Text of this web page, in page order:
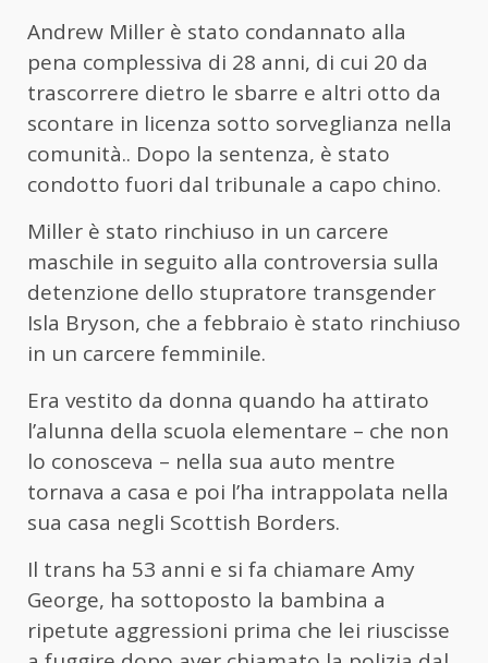
Andrew Miller è stato condannato alla
pena complessiva di 28 anni, di cui 20 da
trascorrere dietro le sbarre e altri otto da
scontare in licenza sotto sorveglianza nella
comunità.. Dopo la sentenza, è stato
condotto fuori dal tribunale a capo chino.
Miller è stato rinchiuso in un carcere
maschile in seguito alla controversia sulla
detenzione dello stupratore transgender
Isla Bryson, che a febbraio è stato rinchiuso
in un carcere femminile.
Era vestito da donna quando ha attirato
l’alunna della scuola elementare – che non
lo conosceva – nella sua auto mentre
tornava a casa e poi l’ha intrappolata nella
sua casa negli Scottish Borders.
Il trans ha 53 anni e si fa chiamare Amy
George, ha sottoposto la bambina a
ripetute aggressioni prima che lei riuscisse